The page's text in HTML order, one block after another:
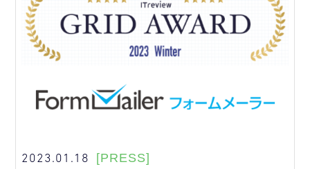
2023.01.18 [PRESS]